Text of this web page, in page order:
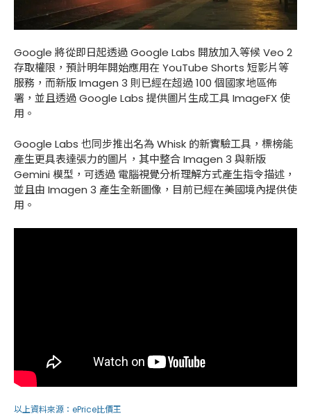
Google 將從即日起透過 Google Labs 開放加入等候 Veo 2
存取權限，預計明年開始應用在 YouTube Shorts 短影片等
服務，而新版 Imagen 3 則已經在超過 100 個國家地區佈
署，並且透過 Google Labs 提供圖片生成工具 ImageFX 使
用。
Google Labs 也同步推出名為 Whisk 的新實驗工具，標榜能
產生更具表達張力的圖片，其中整合 Imagen 3 與新版
Gemini 模型，可透過 電腦視覺分析理解方式產生指令描述，
並且由 Imagen 3 產生全新圖像，目前已經在美國境內提供使
用。
以上資料來源： ePrice比價王